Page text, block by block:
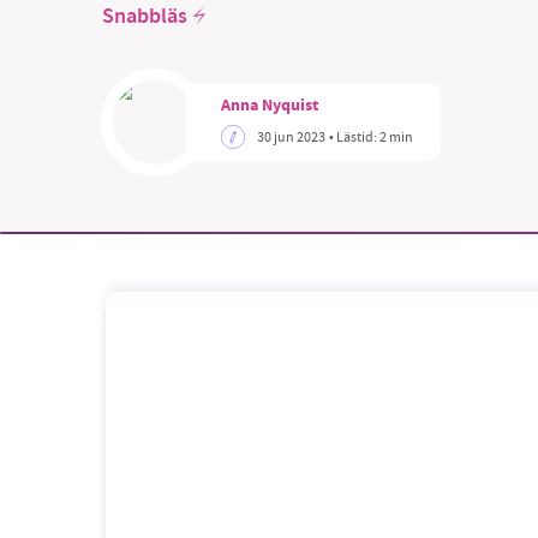
Snabbläs
Anna Nyquist
30 jun 2023• Lästid:2 min